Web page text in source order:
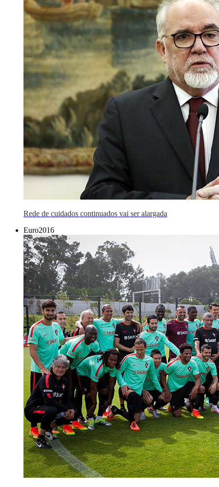
Rede de cuidados continuados vai ser alargada
Euro2016